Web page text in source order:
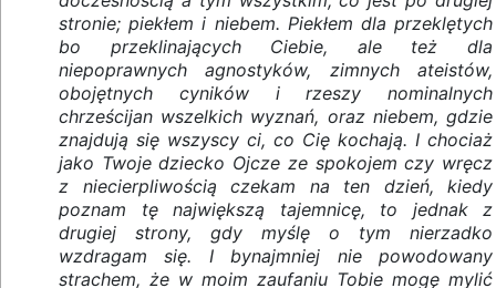
stronie; piekłem i niebem. Piekłem dla przeklętych
bo przeklinających Ciebie, ale też dla
niepoprawnych agnostyków, zimnych ateistów,
obojętnych cyników i rzeszy nominalnych
chrześcijan wszelkich wyznań, oraz niebem, gdzie
znajdują się wszyscy ci, co Cię kochają. I chociaż
jako Twoje dziecko Ojcze ze spokojem czy wręcz
z niecierpliwością czekam na ten dzień, kiedy
poznam tę największą tajemnicę, to jednak z
drugiej strony, gdy myślę o tym nierzadko
wzdragam się. I bynajmniej nie powodowany
strachem, że w moim zaufaniu Tobie mogę mylić